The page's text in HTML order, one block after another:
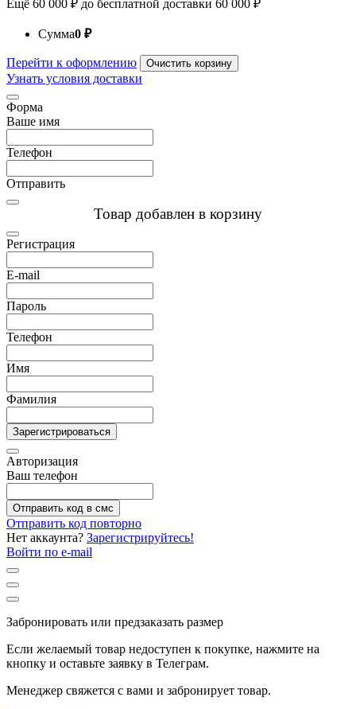
Ещё 60 000 ₽ до бесплатной доставки 60 000 ₽
Сумма0 ₽
Перейти к оформлению Очистить корзину
Узнать условия доставки
Форма
Ваше имя
Телефон
Отправить
Товар добавлен в корзину
Регистрация
E-mail
Пароль
Телефон
Имя
Фамилия
Зарегистрироваться
Авторизация
Ваш телефон
Отправить код в смс
Отправить код повторно
Нет аккаунта? Зарегистрируйтесь!
Войти по e-mail
Забронировать или предзаказать размер
Если желаемый товар недоступен к покупке, нажмите на
кнопку и оставьте заявку в Телеграм.
Менеджер свяжется с вами и забронирует товар.